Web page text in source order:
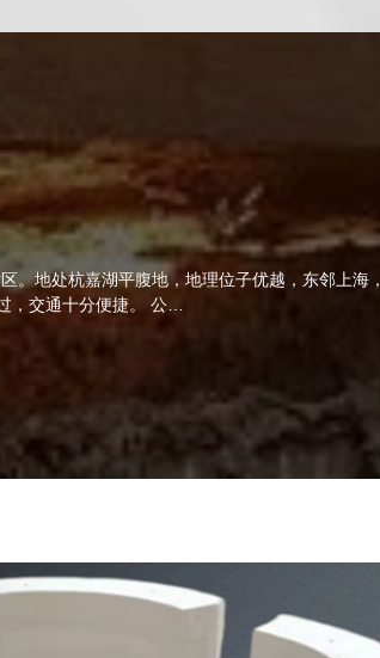
地处杭嘉湖平腹地，地理位子优越，东邻上海，
，交通十分便捷。 公…